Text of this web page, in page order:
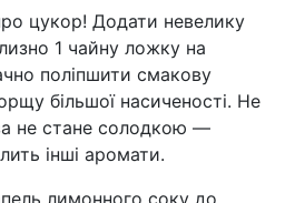
цукор! Додати невелику
1 чайну ложку на
поліпшити смакову
більшої насиченості. Не
не стане солодкою —
інші аромати.
лимонного соку до